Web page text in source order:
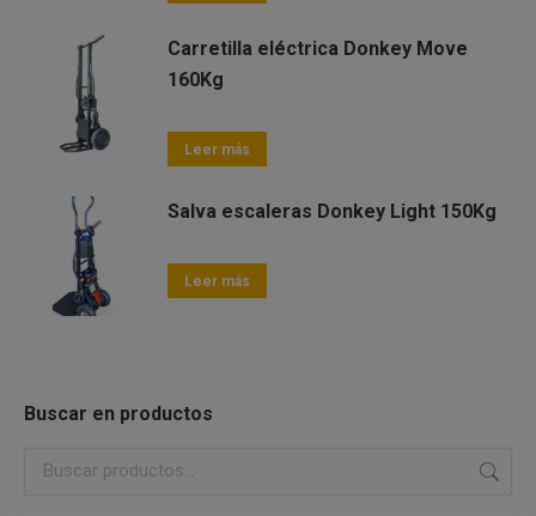
Carretilla eléctrica Donkey Move
160Kg
Leer más
Salva escaleras Donkey Light 150Kg
Leer más
Buscar en productos